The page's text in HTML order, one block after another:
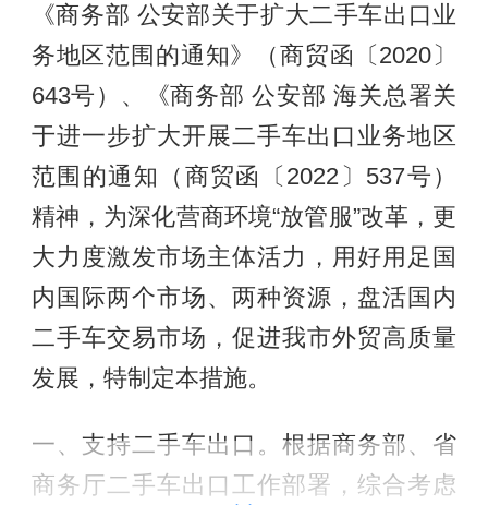
《商务部 公安部关于扩大二手车出口业
务地区范围的通知》（商贸函〔2020〕
643号）、《商务部 公安部 海关总署关
于进一步扩大开展二手车出口业务地区
范围的通知（商贸函〔2022〕537号）
精神，为深化营商环境“放管服”改革，更
大力度激发市场主体活力，用好用足国
内国际两个市场、两种资源，盘活国内
二手车交易市场，促进我市外贸高质量
发展，特制定本措施。
一、支持二手车出口。根据商务部、省
商务厅二手车出口工作部署，综合考虑